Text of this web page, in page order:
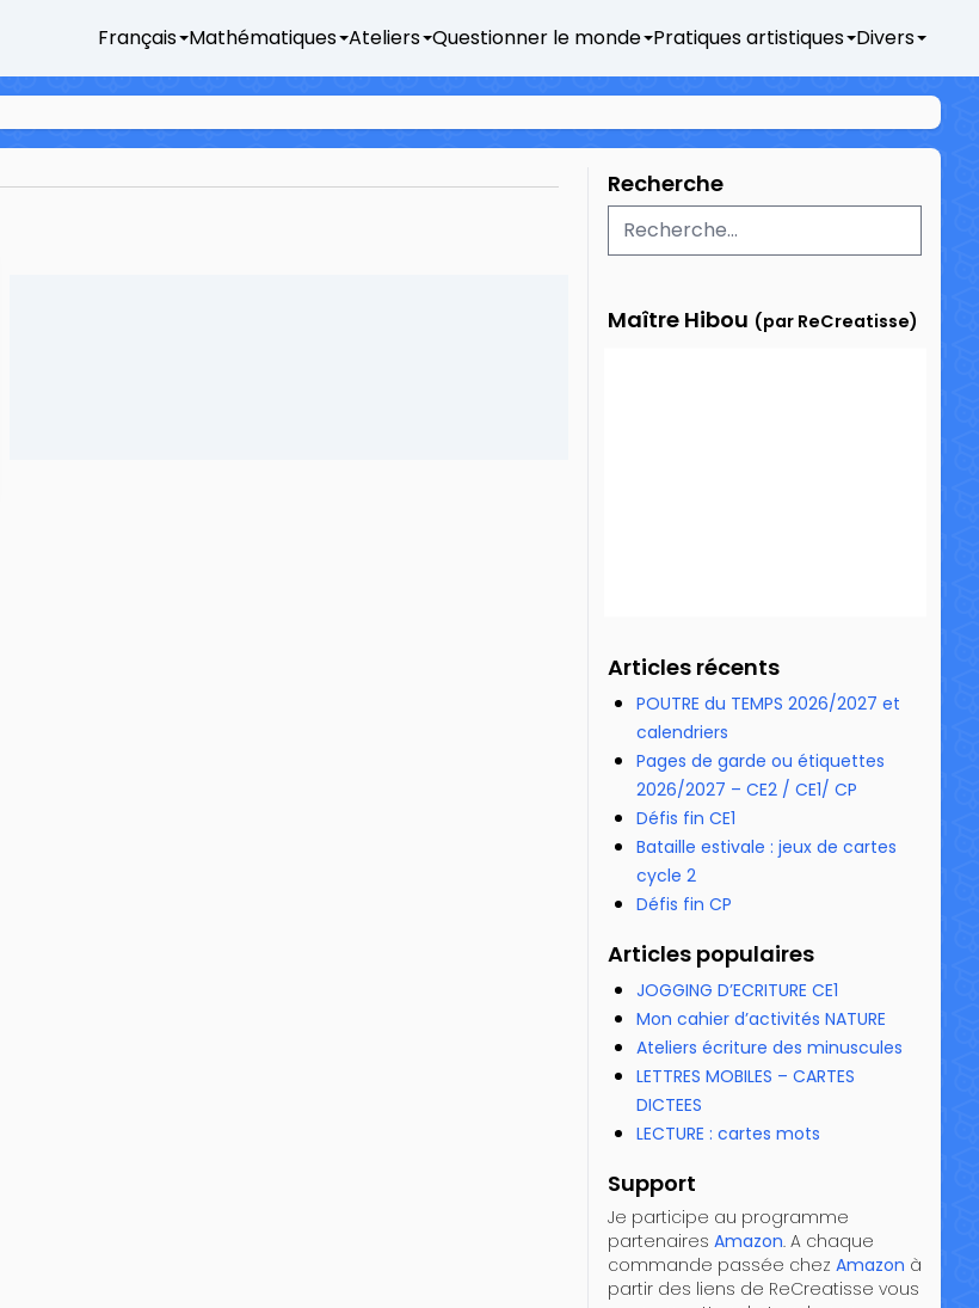
Français Mathématiques Ateliers Questionner le monde Pratiques artistiques Divers
Recherche
Maître Hibou (par ReCreatisse)
Articles récents
POUTRE du TEMPS 2026/2027 et
calendriers
Pages de garde ou étiquettes
2026/2027 – CE2 / CE1/ CP
Défis fin CE1
Bataille estivale : jeux de cartes
cycle 2
Défis fin CP
Articles populaires
JOGGING D’ECRITURE CE1
Mon cahier d’activités NATURE
Ateliers écriture des minuscules
LETTRES MOBILES – CARTES
DICTEES
LECTURE : cartes mots
Support
Je participe au programme
partenaires Amazon. A chaque
commande passée chez Amazon à
partir des liens de ReCreatisse vous